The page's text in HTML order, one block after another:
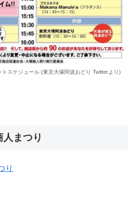
スケジュール (東京大塚阿波おどり Twitterより)
まつり
り